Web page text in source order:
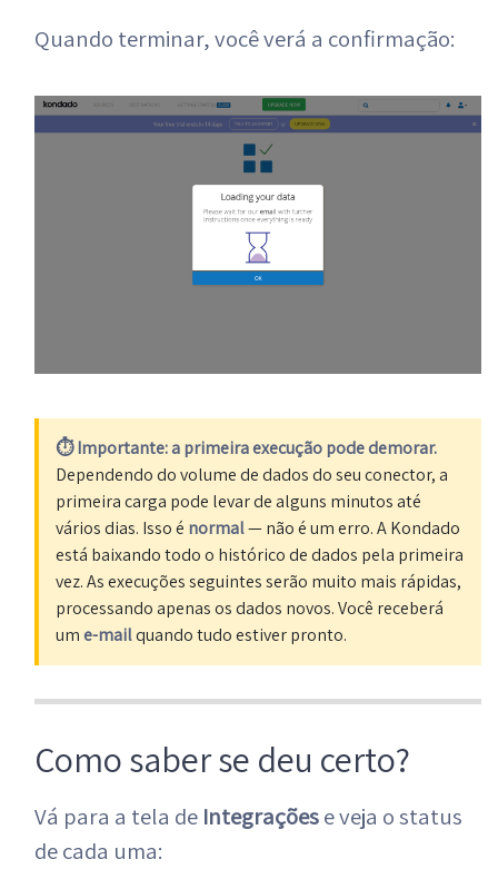
Quando terminar, você verá a confirmação:
⏱️ Importante: a primeira execução pode demorar.
Dependendo do volume de dados do seu conector, a
primeira carga pode levar de alguns minutos até
vários dias. Isso é normal— não é um erro. A Kondado
está baixando todo o histórico de dados pela primeira
vez. As execuções seguintes serão muito mais rápidas,
processando apenas os dados novos. Você receberá
ume-mailquando tudo estiver pronto.
Como saber se deu certo?
Vá para a tela de Integraçõese veja o status
de cada uma: